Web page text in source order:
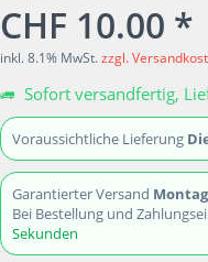
CHF 10.00 *
inkl. 8.1% MwSt.zzgl.
Sofort versandfertig,
Voraussichtliche Lieferung
Garantierter Versand
Bei Bestellung und
Sekunden